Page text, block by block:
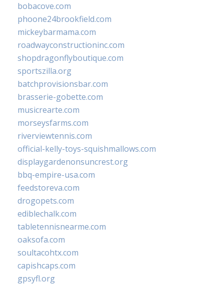
bobacove.com
phoone24brookfield.com
mickeybarmama.com
roadwayconstructioninc.com
shopdragonflyboutique.com
sportszilla.org
batchprovisionsbar.com
brasserie-gobette.com
musicrearte.com
morseysfarms.com
riverviewtennis.com
official-kelly-toys-squishmallows.com
displaygardenonsuncrest.org
bbq-empire-usa.com
feedstoreva.com
drogopets.com
ediblechalk.com
tabletennisnearme.com
oaksofa.com
soultacohtx.com
capishcaps.com
gpsyfl.org